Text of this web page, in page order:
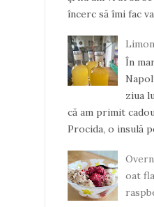
încerc să îmi fac
În
ziua
că am primit
Procida, o insulă
oat